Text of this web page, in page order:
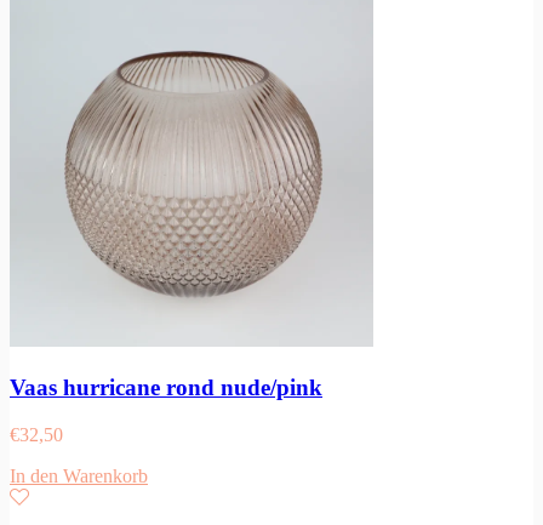
Vaas hurricane rond nude/pink
€32,50
In den Warenkorb